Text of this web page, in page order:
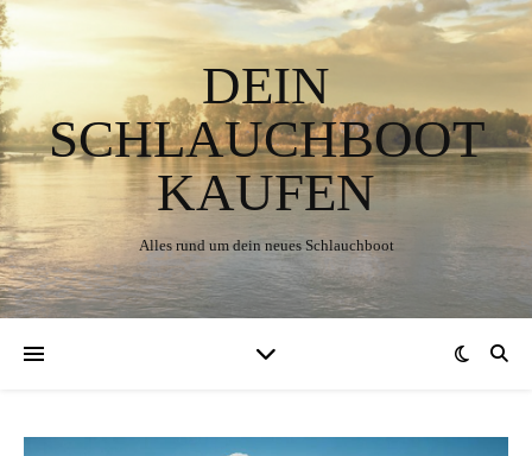
DEIN
SCHLAUCHBOOT
KAUFEN
Alles rund um dein neues Schlauchboot